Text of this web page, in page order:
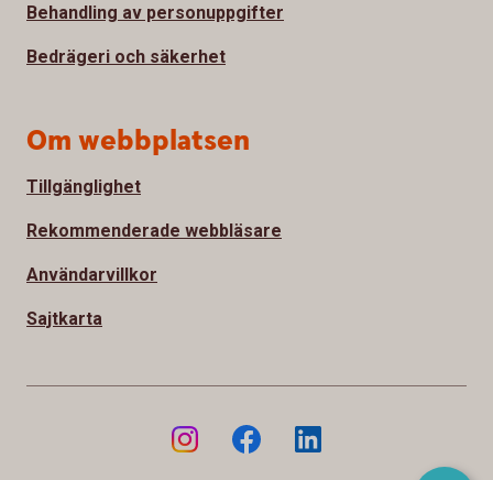
Behandling av personuppgifter
Bedrägeri och säkerhet
Om webbplatsen
Tillgänglighet
Rekommenderade webbläsare
Användarvillkor
Sajtkarta